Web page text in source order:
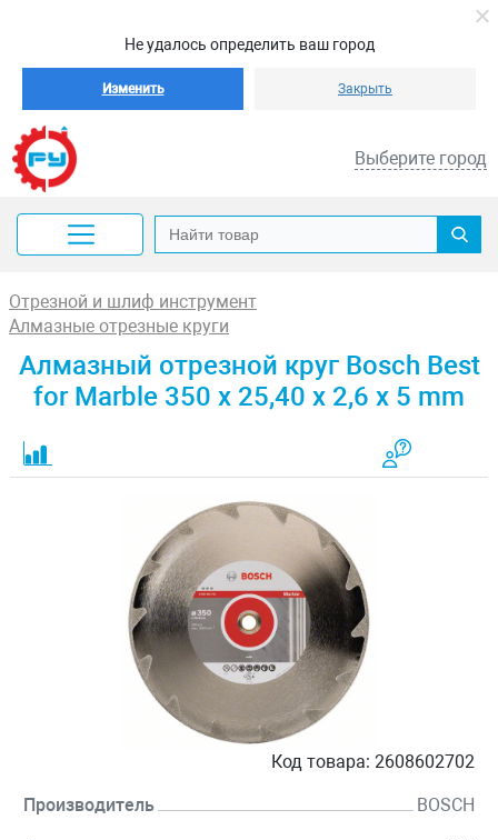
Не удалось определить ваш город
Изменить Закрыть
Выберите город
Отрезной и шлиф инструмент
Алмазные отрезные круги
Алмазный отрезной круг Bosch Best
for Marble 350 x 25,40 x 2,6 x 5 mm
Код товара: 2608602702
Производитель BOSCH